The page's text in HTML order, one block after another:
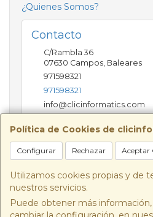
Política de Cookies de
Configurar Rechazar Aceptar
Utilizamos cookies propias y de
nuestros servicios.
Puede obtener más
¿Quienes Somos?
Contacto
C/Rambla 36
07630 Campos Baleares
971598321
971598321
info@clicinformatics.com
Horario
De lunes a viernes 9:00-13:30/
10:00-13:00